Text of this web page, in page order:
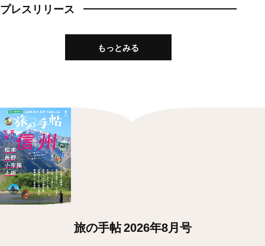
プレスリリース
もっとみる
旅の手帖 2026年8月号